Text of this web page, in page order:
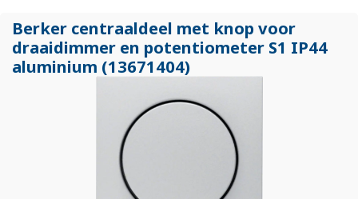
Berker centraaldeel met knop voor
draaidimmer en potentiometer S1 IP44
aluminium (13671404)